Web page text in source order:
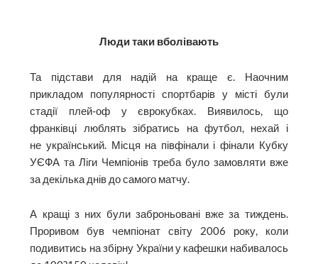
Люди таки вболівають
Та підстави для надій на краще є. Наочним
прикладом популярності спортбарів у місті були
стадії плей-оф у єврокубках. Виявилось, що
франківці люблять зібратись на футбол, нехай і
не український. Місця на півфінали і фінали Кубку
УЄФА та Ліги Чемпіонів треба було замовляти вже
за декілька днів до самого матчу.
А кращі з них були заброньовані вже за тиждень.
Проривом був чемпіонат світу 2006 року, коли
подивитись на збірну України у кафешки набивалось